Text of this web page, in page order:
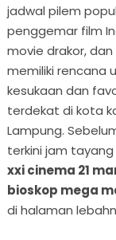
jadwal pilem
penggemar film
movie drakor,
memiliki rencana
kesukaan dan
terdekat di kota
Lampung.
terkini jam
xxi cinema 21
bioskop mega
di halaman